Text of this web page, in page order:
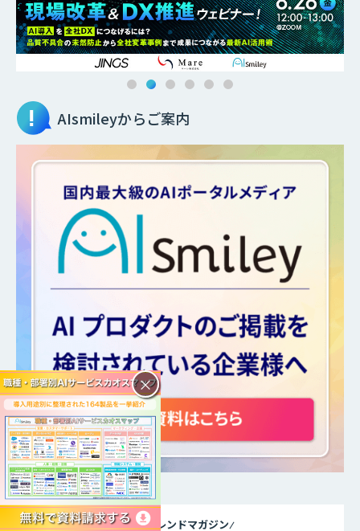
AIsmileyからご案内
DXトレンドマガジン
×